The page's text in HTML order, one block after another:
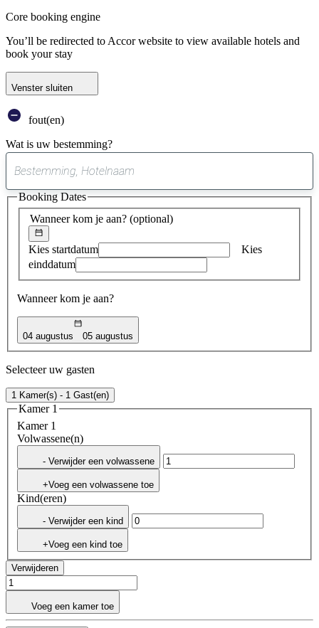
Core booking engine
You’ll be redirected to Accor website to view available hotels and
book your stay
Venster sluiten
fout(en)
Wat is uw bestemming?
suggestie
gevonden
Wanneer kom je aan? (optional)
Kies startdatum
Kies
einddatum
Wanneer kom je aan?
04 augustus 05 augustus
Booking Dates
Selecteer uw gasten
1 Kamer(s) - 1 Gast(en)
Kamer 1
Kamer 1
Volwassene(n)
- Verwijder een volwassene
+Voeg een volwassene toe
Kind(eren)
- Verwijder een kind
+Voeg een kind toe
Verwijderen
Voeg een kamer toe